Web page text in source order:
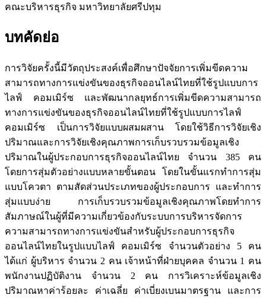
คณะบริหารธุรกิจ มหาวิทยาลัยศรีปทุม
บทคัดย่อ
การวิจัยครั้งนี้มีวัตถุประสงค์เพื่อศึกษาปัจจัยการเพิ่มขีดความ
สามารถทางการแข่งขันของธุรกิจออนไลน์ไทยที่ใช้รูปแบบการ
ไลฟ์ คอมเมิร์ซ และพัฒนากลยุทธ์การเพิ่มขีดความสามารถ
ทางการแข่งขันของธุรกิจออนไลน์ไทยที่ใช้รูปแบบการไลฟ์
คอมเมิร์ซ เป็นการวิจัยแบบผสมผสาน โดยใช้วิธีการวิจัยเชิง
ปริมาณและการวิจัยเชิงคุณภาพการเก็บรวบรวมข้อมูลเชิง
ปริมาณในผู้ประกอบการธุรกิจออนไลน์ไทย จำนวน 385 คน
โดยการสุ่มตัวอย่างแบบหลายขั้นตอน โดยในขั้นแรกทำการสุ่ม
แบบโควตา ตามสัดส่วนประเภทของผู้ประกอบการ และทำการ
สุ่มแบบง่าย การเก็บรวบรวมข้อมูลเชิงคุณภาพโดยทำการ
สัมภาษณ์ในผู้ที่มีความเกี่ยวข้องกับระบบการบริหารจัดการ
ความสามารถทางการแข่งขันสำหรับผู้ประกอบการธุรกิจ
ออนไลน์ไทยในรูปแบบไลฟ์ คอมเมิร์ซ จำนวนตัวอย่าง 5 คน
ได้แก่ ผู้บริหาร จำนวน 2 คน เจ้าหน้าที่ฝ่ายบุคคล จำนวน 1 คน
พนักงานปฏิบัติงาน จำนวน 2 คน การวิเคราะห์ข้อมูลเชิง
ปริมาณหาค่าร้อยละ ค่าเฉลี่ย ค่าเบี่ยงเบนมาตรฐาน และการ